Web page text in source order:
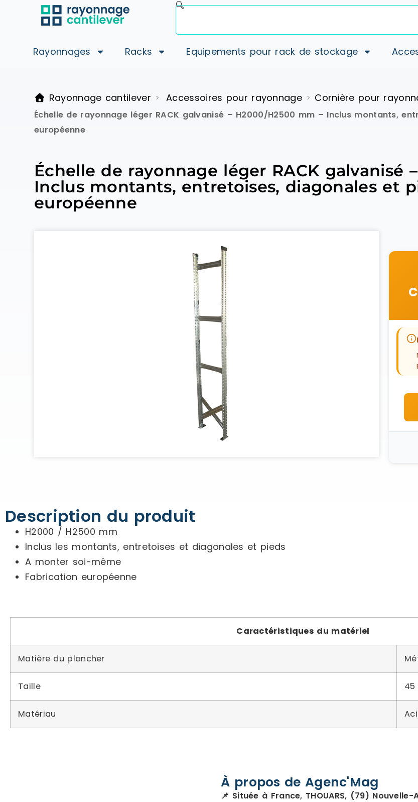
Rayonnages Racks Equipements pour rack de stockage
Rayonnage cantilever > Accessoires pour rayonnage > Cornière pour
Échelle de rayonnage léger RACK galvanisé – H2000/H2500 mm – Inclus montants,
européenne
Échelle de rayonnage léger RACK galvanisé
Inclus montants, entretoises, diagonales et
européenne
Description du produit
H2000 / H2500 mm
Inclus les montants, entretoises et diagonales et pieds
A monter soi-même
Fabrication européenne
Caractéristiques du matériel
Matière du plancher
Taille 45
Matériau
À propos de Agenc'Mag
📌 Située à France, THOUARS, (79) Nouvelle-